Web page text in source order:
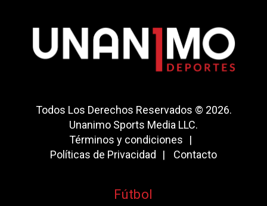
Todos Los Derechos Reservados © 2026.
Unanimo Sports Media LLC.
Términos y condiciones
Políticas de Privacidad
Contacto
Fútbol